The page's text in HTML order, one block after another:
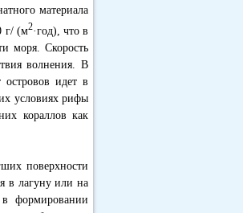
материала
г/ (м2·год), что в
моря. Скорость
волнения. В
островов идет в
условиях рифы
кораллов как
поверхности
в лагуну или на
формировании